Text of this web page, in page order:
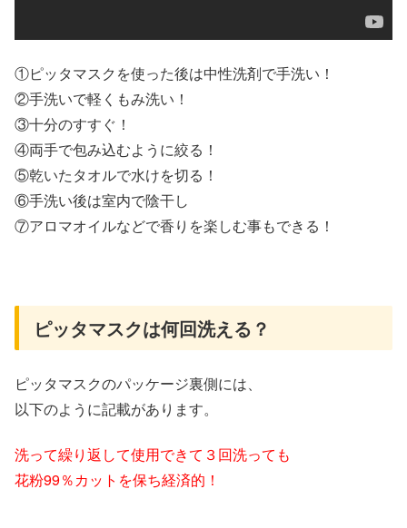
①ピッタマスクを使った後は中性洗剤で手洗い！
②手洗いで軽くもみ洗い！
③十分のすすぐ！
④両手で包み込むように絞る！
⑤乾いたタオルで水けを切る！
⑥手洗い後は室内で陰干し
⑦アロマオイルなどで香りを楽しむ事もできる！
ピッタマスクは何回洗える？
ピッタマスクのパッケージ裏側には、
以下のように記載があります。
洗って繰り返して使用できて３回洗っても
花粉99％カットを保ち経済的！